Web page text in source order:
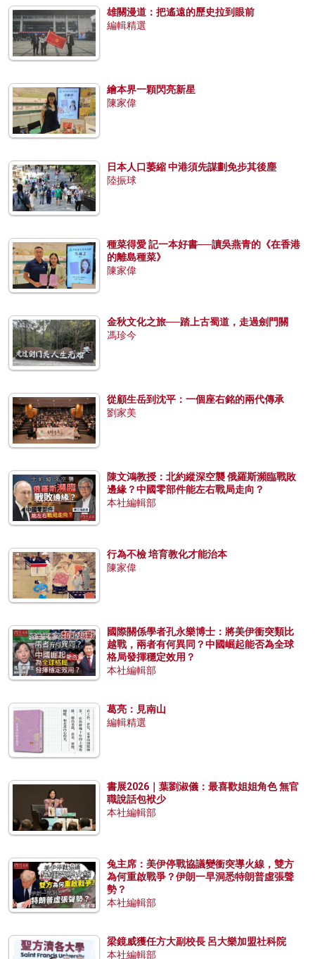
雄關漫道：把遙遠的歷史拉到眼前
編輯精選
繪本界一顆閃亮新星
陳家偉
日本人口萎縮 中港須先謀劃免步其後塵
陸振球
種菜得愛 記一本好書──讀吳燕青的《在香港
的離島種菜》
陳家偉
金秋文化之旅──踏上古蜀道，走過劍門關
馮珍今
從顧生岳到沈平：一個座右銘的兩代傳承
劉家美
陳文鴻教授：北約縱深空襲 俄羅斯瀕臨戰敗
邊緣？中國零部件能左右戰局走向？
本社編輯部
行為不檢 培育教化才能治本
陳家偉
國際關係學者孔永樂博士：將美伊衝突類比
越戰，兩者有何異同？中國崛起能否為全球
格局發揮穩定效用？
本社編輯部
葛亮：見南山
編輯精選
書展2026｜葉劉淑儀：最喜歡姐姐角色 無官
職說話包袱少
本社編輯部
兔主席：美伊停戰協議變衝突導火線，雙方
為何重啟戰爭？伊朗一早洞悉特朗普虛張聲
勢？
本社編輯部
梁鏡威獲任方大副校長 呂大樂加盟社科院
本社編輯部